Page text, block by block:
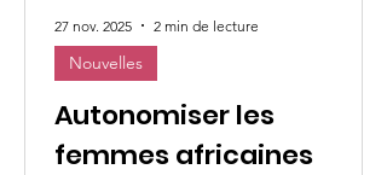
Autonomiser les
femmes africaines
Nouvelles
27 nov. 2025 2 min de lecture